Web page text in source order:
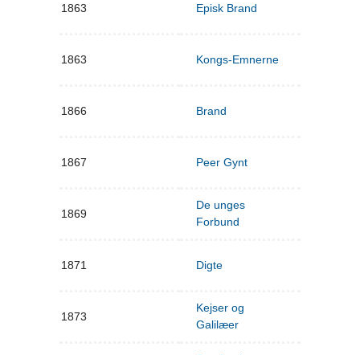
1863 Episk Brand
1863 Kongs-Emnerne
1866 Brand
1867 Peer Gynt
1869
De unges
Forbund
1871 Digte
1873
Kejser og
Galilæer